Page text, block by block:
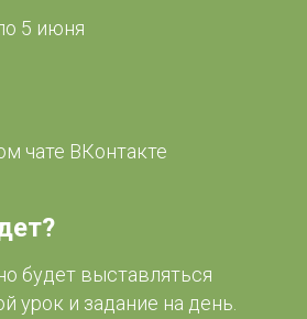
5 июня
чате ВКонтакте
будет выставляться
урок и задание на день.